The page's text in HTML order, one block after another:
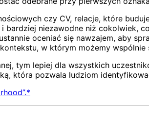
czy CV, relacje, które
niezawodne niż cokolwiek,
oceniać się nawzajem, aby
w którym możemy wspólnie
tym lepiej dla wszystkich
która pozwala ludziom